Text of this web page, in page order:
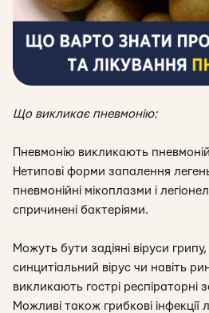
Що викликає пневмонію:
Пневмонію викликають
Нетипові форми запалення
пневмонійні мікоплазми і
спричинені бактеріями.
Можуть бути задіяні віруси
синцитіальний вірус чи навіть
викликають гострі респіраторні
Можливі також грибкові інфекції